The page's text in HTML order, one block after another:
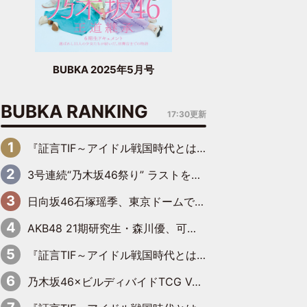
BUBKA 2025年5月号
BUBKA RANKING 17:30更新
『証言TIF～アイドル戦国時代とはなんだったのか～』第6回：でんぱ組.inc・古川未鈴×相沢梨紗「『ハロプロやりたかったな』って言ったら、夢眠ねむさんに『てめえはでんぱ組．incなんだよ！』って肩パンされて(笑)」
3号連続“乃木坂46祭り” ラストを飾るのは賀喜遥香…5年ぶりの登場に「5年分大人になった私を見ていただけたら」
日向坂46石塚瑶季、東京ドームで“観戦バレ”！ ナイツ・塙も認めた「巨人に詳しすぎるアイドル」は元VENUSスクール生で杉内コーチ推し⁉
AKB48 21期研究生・森川優、可愛さもある大人の女性に
『証言TIF～アイドル戦国時代とはなんだったのか～』第10回：さくら学院・武藤彩未×飯田らうら「正直、中3で辞めるというのを信じてなくて。そう言われてはいたけど、嘘でしょって」
乃木坂46×ビルディバイドTCG Vol.2公開 賀喜遥香＆田村真佑が『京まふ』ステージに登壇